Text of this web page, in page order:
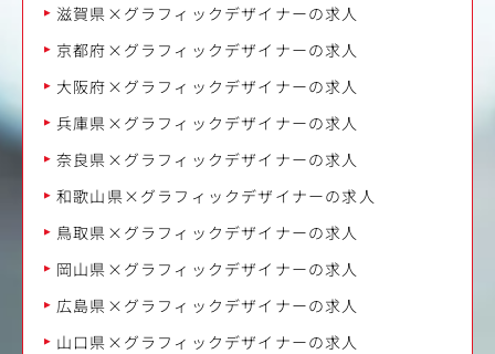
滋賀県×グラフィックデザイナーの求人
京都府×グラフィックデザイナーの求人
大阪府×グラフィックデザイナーの求人
兵庫県×グラフィックデザイナーの求人
奈良県×グラフィックデザイナーの求人
和歌山県×グラフィックデザイナーの求人
鳥取県×グラフィックデザイナーの求人
岡山県×グラフィックデザイナーの求人
広島県×グラフィックデザイナーの求人
山口県×グラフィックデザイナーの求人